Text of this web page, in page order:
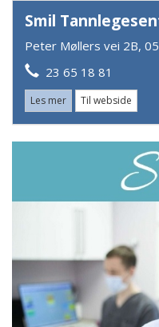
Smil
Peter Møllers vei 2B,
23 65 18 81
Les mer Til webside